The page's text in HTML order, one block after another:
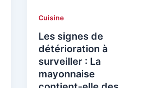
Cuisine
Les signes de
détérioration à
surveiller : La
mayonnaise